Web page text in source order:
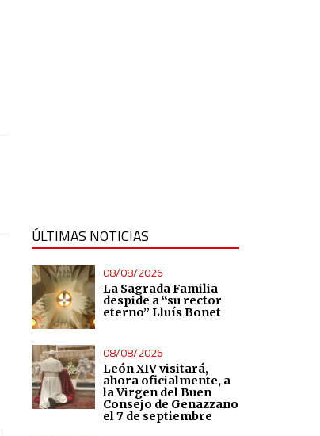
ÚLTIMAS NOTICIAS
08/08/2026
La Sagrada Familia
despide a “su rector
eterno” Lluís Bonet
08/08/2026
León XIV visitará,
ahora oficialmente, a
la Virgen del Buen
Consejo de Genazzano
el 7 de septiembre